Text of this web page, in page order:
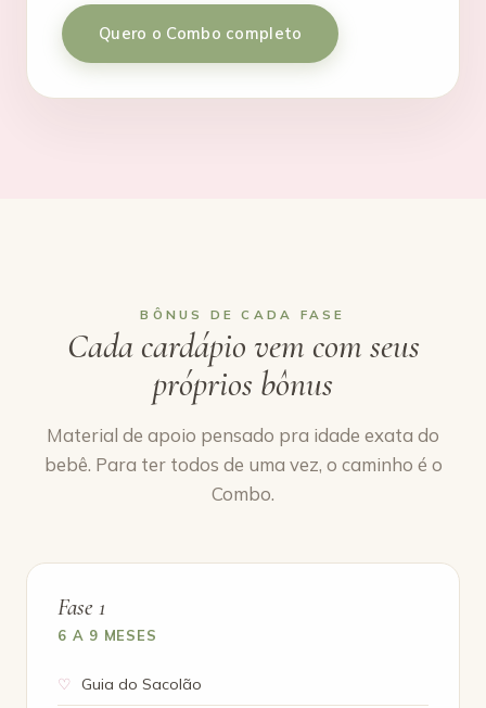
Quero o Combo completo
BÔNUS DE CADA FASE
Cada cardápio vem com seus
próprios bônus
Material de apoio pensado pra idade exata do
bebê. Para ter todos de uma vez, o caminho é o
Combo.
Fase 1
6 A 9 MESES
Guia do Sacolão